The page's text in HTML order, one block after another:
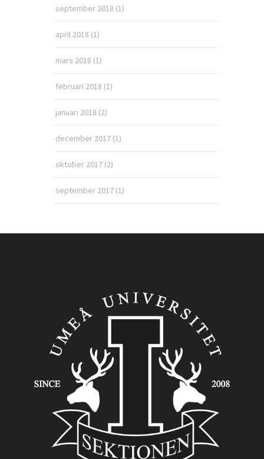
september 2018 (1)
april 2018 (1)
mars 2018 (1)
februari 2018 (1)
januari 2018 (2)
december 2017 (1)
oktober 2017 (2)
september 2017 (1)